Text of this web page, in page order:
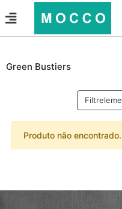
Green Bustiers
Filtreleme
Produto não encontrado.